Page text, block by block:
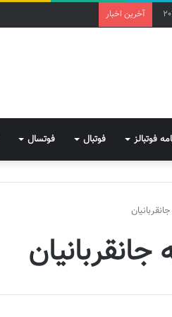
آخرین اخبار
فوتبالز فوتبال فوتسال